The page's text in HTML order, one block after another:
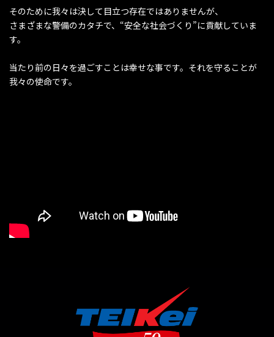
そのために我々は決して目立つ存在ではありませんが、
さまざまな警備のカタチで、“安全な社会づくり”に貢献していま
す。
当たり前の日々を過ごすことは幸せな事です。それを守ることが
我々の使命です。